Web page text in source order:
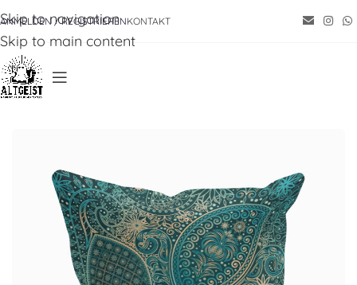
Skip to navigation
Skip to main content
ANMELDEN / REGISTRIERENKONTAKT
Startseite